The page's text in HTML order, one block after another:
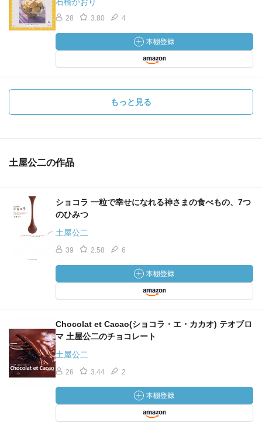
28 3.80 4
もっと見る
土屋公二の作品
ショコラ 一粒で幸せになれる神さまの食べもの、7つ
のひみつ
土屋公二
39 2.58 6
Chocolat et Cacao(ショコラ・エ・カカオ) テオブロ
マ 土屋公二のチョコレート
土屋公二
26 3.44 2